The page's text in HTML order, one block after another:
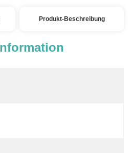
Produkt-Beschreibung